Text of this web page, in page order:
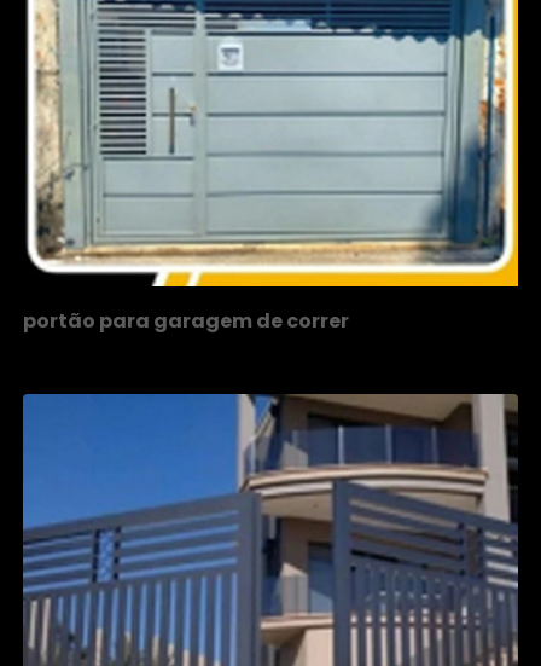
portão para garagem de correr